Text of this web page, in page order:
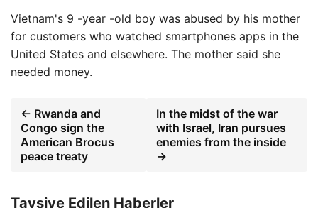
Vietnam's 9 -year -old boy was abused by his mother
for customers who watched smartphones apps in the
United States and elsewhere. The mother said she
needed money.
← Rwanda and
Congo sign the
American Brocus
peace treaty
In the midst of the war
with Israel, Iran pursues
enemies from the inside
→
Tavsiye Edilen Haberler